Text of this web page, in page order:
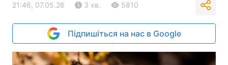
21:46, 07.05.26 3 хв. 5810
Підпишіться на нас в Google